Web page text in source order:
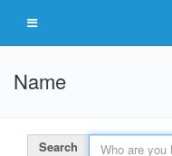
Name
Search